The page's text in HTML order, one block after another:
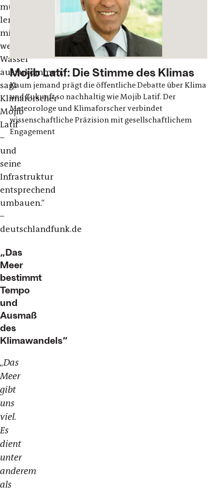
müsse
lernen,
mit
weniger
Wasser
auszukommen,
sagt
Klimaforscher
Mojib
Latif
–
und
seine
Infrastruktur
entsprechend
umbauen.“
–
deutschlandfunk.de
„Das
Meer
bestimmt
Tempo
und
Ausmaß
des
Klimawandels“
„Das
Meer
gibt
uns
viel.
Es
dient
unter
anderem
als
Mojib Latif: Die Stimme des Klimas
Kaum jemand prägt die öffentliche Debatte über Klima
und Zukunft so nachhaltig wie Mojib Latif. Der
Meteorologe und Klimaforscher verbindet
wissenschaftliche Präzision mit gesellschaftlichem
Engagement